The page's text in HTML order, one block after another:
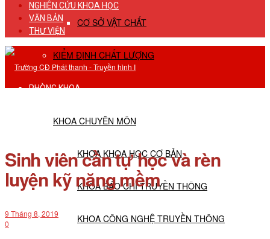
CƠ SỞ VẬT CHẤT
KIỂM ĐỊNH CHẤT LƯỢNG
PHÒNG KHOA
KHOA CHUYÊN MÔN
KHOA KHOA HỌC CƠ BẢN
KHOA BÁO CHÍ TRUYỀN THÔNG
KHOA CÔNG NGHỆ TRUYỀN THÔNG
NGHIÊN CỨU KHOA HỌC
VĂN BẢN
THƯ VIỆN
Sinh viên cần tự học và rèn
luyện kỹ năng mềm
9 Tháng 8, 2019
0